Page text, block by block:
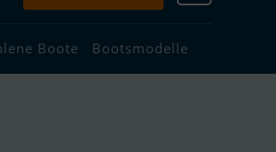
Boote Bootsmodelle